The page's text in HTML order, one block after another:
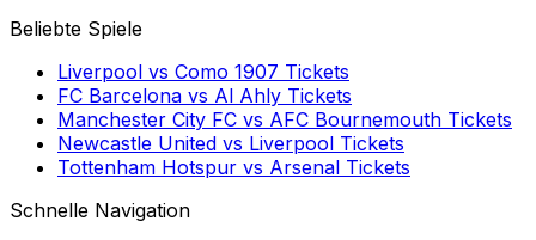
Beliebte Spiele
Liverpool vs Como 1907 Tickets
FC Barcelona vs Al Ahly Tickets
Manchester City FC vs AFC Bournemouth Tickets
Newcastle United vs Liverpool Tickets
Tottenham Hotspur vs Arsenal Tickets
Schnelle Navigation